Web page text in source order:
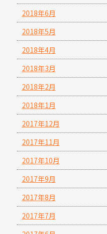
2018年6月
2018年5月
2018年4月
2018年3月
2018年2月
2018年1月
2017年12月
2017年11月
2017年10月
2017年9月
2017年8月
2017年7月